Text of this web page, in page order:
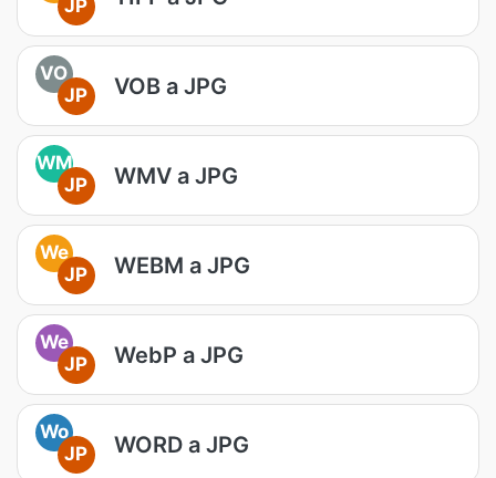
JP
VO
JP
VOB a JPG
WM
JP
WMV a JPG
We
JP
WEBM a JPG
We
JP
WebP a JPG
Wo
JP
WORD a JPG